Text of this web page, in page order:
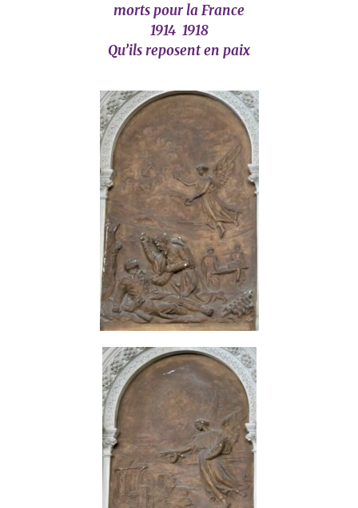
morts pour la France
1914 1918
Qu’ils reposent en paix